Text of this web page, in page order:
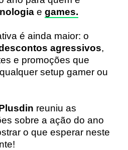
e games.
é ainda maior: o
agressivos,
e promoções que
setup gamer ou
reuniu as
sobre a ação do ano
o que esperar neste